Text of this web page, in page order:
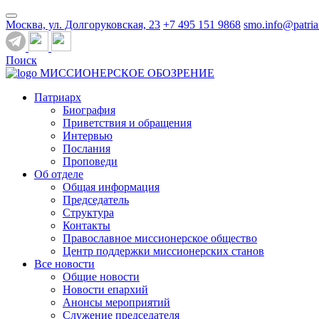
Москва, ул. Долгоруковская, 23 +7 495 151 9868
Поиск
МИССИОНЕРСКОЕ ОБОЗРЕНИЕ
Патриарх
Биография
Приветствия и обращения
Интервью
Послания
Проповеди
Об отделе
Общая информация
Председатель
Структура
Контакты
Православное миссионерское общество
Центр поддержки миссионерских станов
Все новости
Общие новости
Новости епархий
Анонсы мероприятий
Служение председателя